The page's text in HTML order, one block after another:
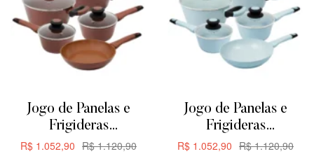
Jogo de Panelas e
Frigideras
Antiaderente de
R$1.120,90
R$ 1.052,90
Jogo de Panelas e
Frigideras
Antiaderente de
R$1.120,90
R$ 1.052,90